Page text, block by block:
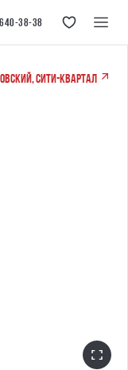
38-38
сити-квартал